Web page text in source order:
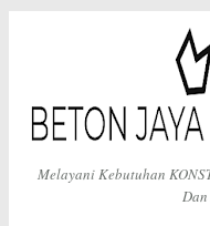
Melayani Kebutuhan